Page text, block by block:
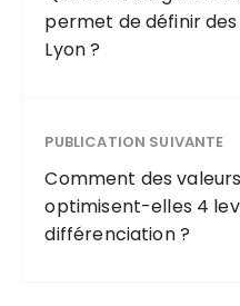
permet de définir
Lyon ?
PUBLICATION SUIVANTE
Comment des
optimisent-elles 4
différenciation ?